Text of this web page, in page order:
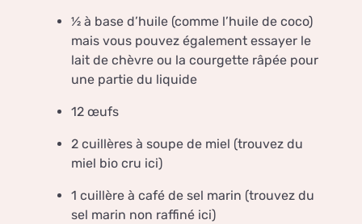
½ à base d’huile (comme l’huile de coco)
mais vous pouvez également essayer le
lait de chèvre ou la courgette râpée pour
une partie du liquide
12 œufs
2 cuillères à soupe de miel (trouvez du
miel bio cru ici)
1 cuillère à café de sel marin (trouvez du
sel marin non raffiné ici)